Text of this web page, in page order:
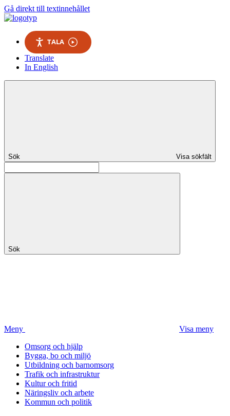
Gå direkt till textinnehållet
TALA
Translate
In English
Sök Visa sökfält
Sök
Meny
Visa meny
Omsorg och hjälp
Bygga, bo och miljö
Utbildning och barnomsorg
Trafik och infrastruktur
Kultur och fritid
Näringsliv och arbete
Kommun och politik